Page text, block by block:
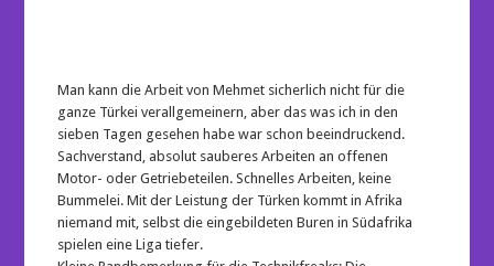
Man kann die Arbeit von Mehmet sicherlich nicht für die
ganze Türkei verallgemeinern, aber das was ich in den
sieben Tagen gesehen habe war schon beeindruckend.
Sachverstand, absolut sauberes Arbeiten an offenen
Motor- oder Getriebeteilen. Schnelles Arbeiten, keine
Bummelei. Mit der Leistung der Türken kommt in Afrika
niemand mit, selbst die eingebildeten Buren in Südafrika
spielen eine Liga tiefer.